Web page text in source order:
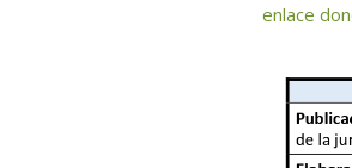
enlace